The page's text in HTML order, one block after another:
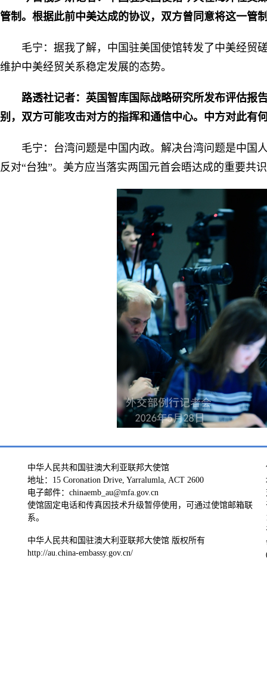
管制。根据此前中美达成的协议，双方曾同意将这一管
毛宁：据我了解，中国驻美国使馆转发了中美经贸
维护中美经贸关系稳定发展的态势。
路透社记者：英国智库国际战略研究所发布评估报
别，双方可能攻击对方的指挥和通信中心。中方对此有
毛宁：台湾问题是中国内政。解决台湾问题是中国
反对“台独”。美方应当落实两国元首会晤达成的重要共
中华人民共和国驻澳大利亚联邦大使馆
地址：15 Coronation Drive, Yarralumla, ACT 2600
电子邮件：chinaemb_au@mfa.gov.cn
使馆固定电话和传真因技术升级暂停使用，可通过使馆邮箱联
系。
中华人民共和国驻澳大利亚联邦大使馆 版权所有
http://au.china-embassy.gov.cn/